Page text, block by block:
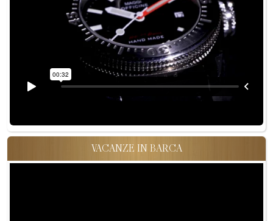
VACANZE IN BARCA